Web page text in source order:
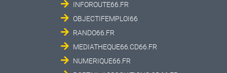
INFOROUTE66.FR
OBJECTIFEMPLOI66
RANDO66.FR
MEDIATHEQUE66.CD66.FR
NUMERIQUE66.FR